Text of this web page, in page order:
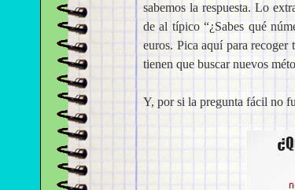
sabemos la respuesta. Lo
de al típico “¿Sabes qué
euros. Pica aquí para
tienen que buscar nuevos
Y, por si la pregunta fácil no